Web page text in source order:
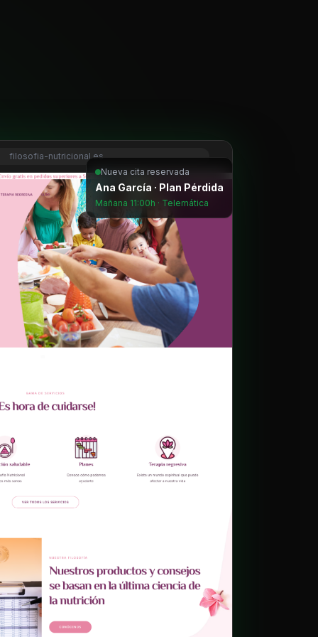
filosofia-nutricional.es
Nueva cita reservada
Ana García · Plan Pérdida
Mañana 11:00h · Telemática